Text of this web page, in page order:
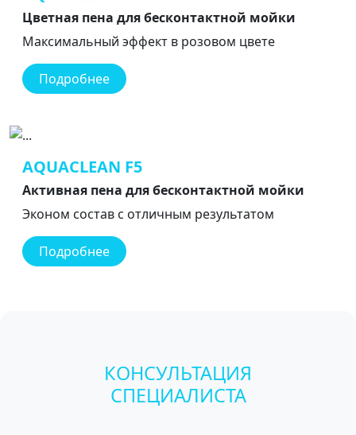
Цветная пена для бесконтактной мойки
Максимальный эффект в розовом цвете
Подробнее
AQUACLEAN F5
Активная пена для бесконтактной мойки
Эконом состав с отличным результатом
Подробнее
КОНСУЛЬТАЦИЯ
СПЕЦИАЛИСТА